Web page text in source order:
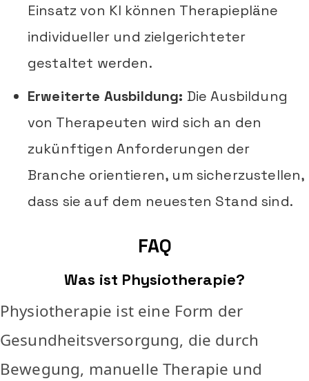
Einsatz von KI können Therapiepläne
individueller und zielgerichteter
gestaltet werden.
Erweiterte Ausbildung: Die Ausbildung
von Therapeuten wird sich an den
zukünftigen Anforderungen der
Branche orientieren, um sicherzustellen,
dass sie auf dem neuesten Stand sind.
FAQ
Was ist Physiotherapie?
Physiotherapie ist eine Form der
Gesundheitsversorgung, die durch
Bewegung, manuelle Therapie und